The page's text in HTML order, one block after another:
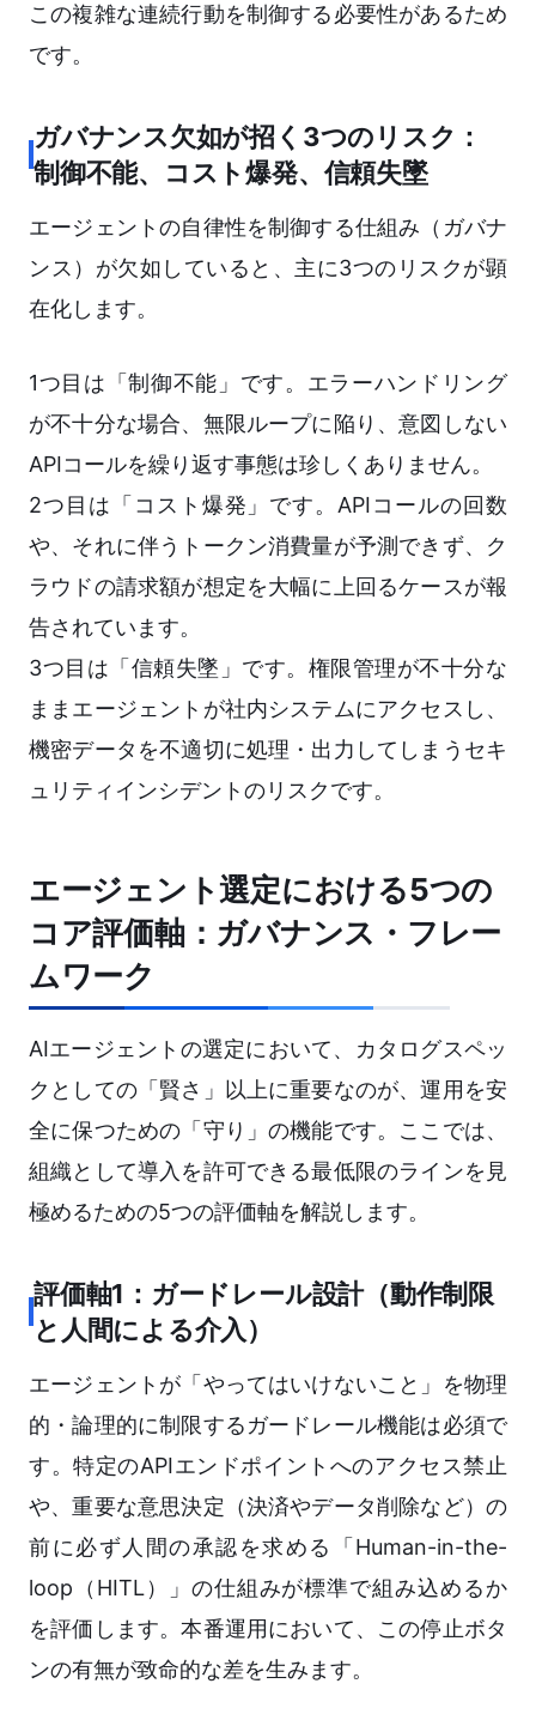
この複雑な連続行動を制御する必要性があるため
です。
ガバナンス欠如が招く3つのリスク：
制御不能、コスト爆発、信頼失墜
エージェントの自律性を制御する仕組み（ガバナ
ンス）が欠如していると、主に3つのリスクが顕
在化します。
1つ目は「制御不能」です。エラーハンドリング
が不十分な場合、無限ループに陥り、意図しない
APIコールを繰り返す事態は珍しくありません。
2つ目は「コスト爆発」です。APIコールの回数
や、それに伴うトークン消費量が予測できず、ク
ラウドの請求額が想定を大幅に上回るケースが報
告されています。
3つ目は「信頼失墜」です。権限管理が不十分な
ままエージェントが社内システムにアクセスし、
機密データを不適切に処理・出力してしまうセキ
ュリティインシデントのリスクです。
エージェント選定における5つの
コア評価軸：ガバナンス・フレー
ムワーク
AIエージェントの選定において、カタログスペッ
クとしての「賢さ」以上に重要なのが、運用を安
全に保つための「守り」の機能です。ここでは、
組織として導入を許可できる最低限のラインを見
極めるための5つの評価軸を解説します。
評価軸1：ガードレール設計（動作制限
と人間による介入）
エージェントが「やってはいけないこと」を物理
的・論理的に制限するガードレール機能は必須で
す。特定のAPIエンドポイントへのアクセス禁止
や、重要な意思決定（決済やデータ削除など）の
前に必ず人間の承認を求める「Human-in-the-
loop（HITL）」の仕組みが標準で組み込めるか
を評価します。本番運用において、この停止ボタ
ンの有無が致命的な差を生みます。